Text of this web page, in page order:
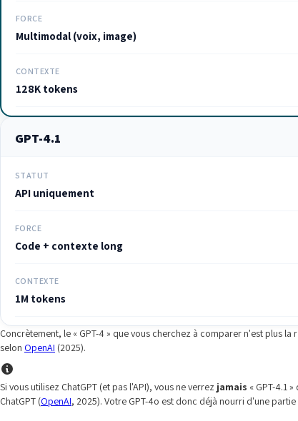
FORCE
Multimodal (voix, image)
CONTEXTE
128K tokens
GPT-4.1
STATUT
API uniquement
FORCE
Code + contexte long
CONTEXTE
1M tokens
Concrètement, le « GPT-4 » que vous cherchez à comparer n'est plus
selon OpenAI (2025).
Si vous utilisez ChatGPT (et pas l'API), vous ne verrez jamais « GPT-4.1
ChatGPT (OpenAI, 2025). Votre GPT-4o est donc déjà nourri d'une partie